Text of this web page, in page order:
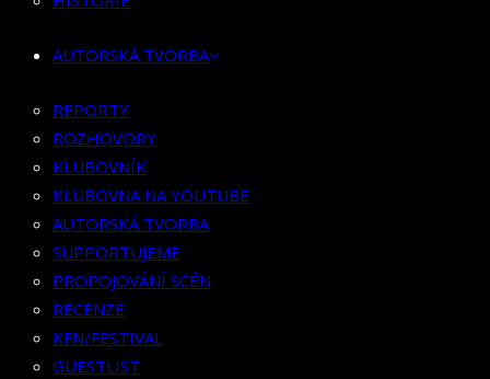
KLUBOVNA NA YOUTUBE
SUPPORTUJEME
PROPOJOVÁNÍ SCÉN
RECENZE
KFN/FESTIVAL
GUESTLIST
SPOLUPRÁCE
BOOKING
PR SPOLUPRÁCE
AUTORSKÁ TVORBA
REPORTY
ROZHOVORY
KLUBOVNÍK
KLUBOVNA NA YOUTUBE
AUTORSKÁ TVORBA
SUPPORTUJEME
PROPOJOVÁNÍ SCÉN
RECENZE
KFN/FESTIVAL
GUESTLIST